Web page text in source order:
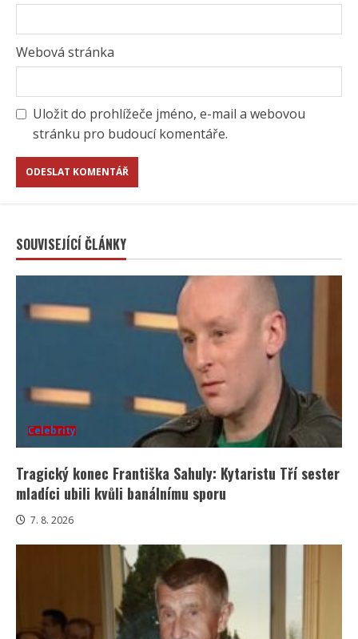
Webová stránka
Uložit do prohlížeče jméno, e-mail a webovou
stránku pro budoucí komentáře.
SOUVISEJÍCÍ ČLÁNKY
Celebrity
Tragický konec Františka Sahuly: Kytaristu Tří sester
mladíci ubili kvůli banálnímu sporu
7. 8. 2026